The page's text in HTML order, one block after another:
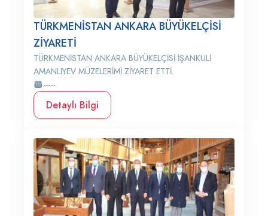
TÜRKMENİSTAN ANKARA BÜYÜKELÇİSİ
ZİYARETİ
TÜRKMENİSTAN ANKARA BÜYÜKELÇİSİ İŞANKULİ
AMANLIYEV MÜZELERİMİ ZİYARET ETTİ.
-----
Detaylı Bilgi